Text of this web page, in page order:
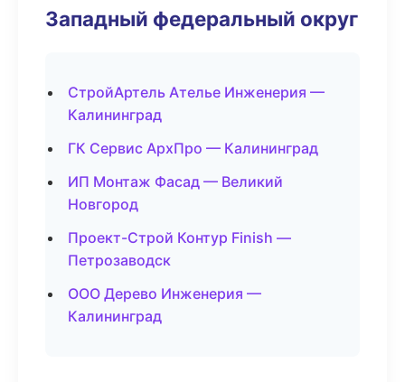
Западный федеральный округ
СтройАртель Ателье Инженерия —
Калининград
ГК Сервис АрхПро — Калининград
ИП Монтаж Фасад — Великий
Новгород
Проект-Строй Контур Finish —
Петрозаводск
ООО Дерево Инженерия —
Калининград